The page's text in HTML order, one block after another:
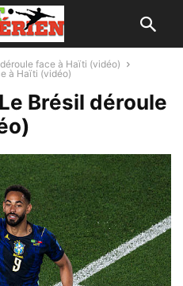
face à Haïti (vidéo)
à Haïti (vidéo)
Brésil déroule